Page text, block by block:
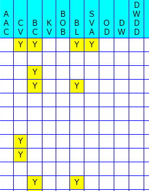
A
A
C
C
V
B
C
K
V
B
O
B
B
L
S
V
A
O
D
D
W
D
W
D
D
Y Y Y Y
Y
Y Y
Y
Y
Y Y